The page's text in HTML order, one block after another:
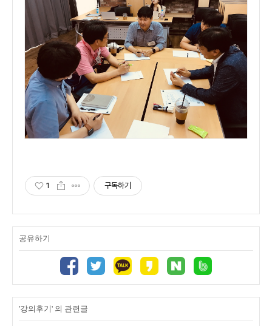
1 구독하기
공유하기
'강의후기' 의 관련글